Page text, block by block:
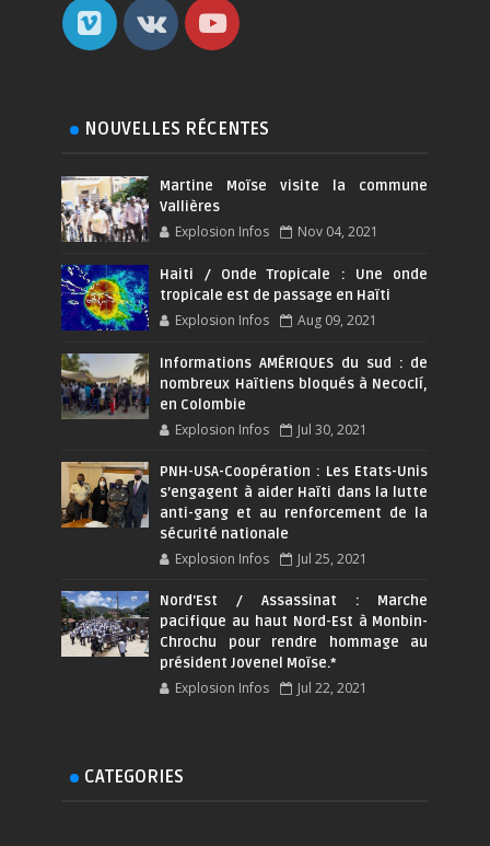
NOUVELLES RÉCENTES
Martine Moïse visite la commune
Vallières
Explosion Infos Nov 04, 2021
Haiti / Onde Tropicale : Une onde
tropicale est de passage en Haïti
Explosion Infos Aug 09, 2021
Informations AMÉRIQUES du sud : de
nombreux Haïtiens bloqués à Necoclí,
en Colombie
Explosion Infos Jul 30, 2021
PNH-USA-Coopération : Les Etats-Unis
s’engagent à aider Haïti dans la lutte
anti-gang et au renforcement de la
sécurité nationale
Explosion Infos Jul 25, 2021
Nord'Est / Assassinat : Marche
pacifique au haut Nord-Est à Monbin-
Chrochu pour rendre hommage au
président Jovenel Moïse.*
Explosion Infos Jul 22, 2021
CATEGORIES